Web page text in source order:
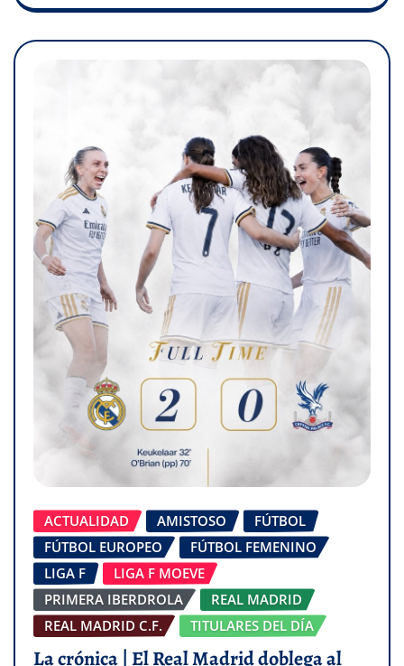
ACTUALIDAD AMISTOSO
FÚTBOL
FÚTBOL EUROPEO
FÚTBOL FEMENINO
LIGA F
LIGA F MOEVE
PRIMERA IBERDROLA
REAL MADRID
REAL MADRID C.F.
TITULARES DEL DÍA
La crónica | El Real Madrid doblega al